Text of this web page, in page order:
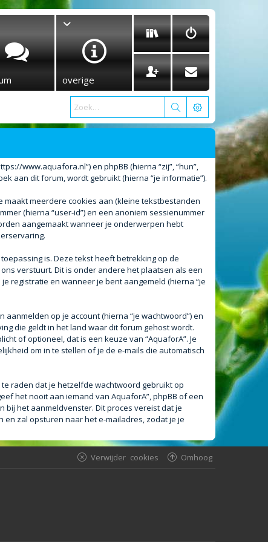
overige
www.aquafora.nl”) en phpBB (hierna “zij”, “hun”,
aan dit forum, wordt gebruikt (hierna “je informatie”).
maakt meerdere cookies aan (kleine tekstbestanden
(hierna “user-id”) en een anoniem sessienummer
aangemaakt wanneer je onderwerpen hebt
is. Deze tekst heeft betrekking op de
verstuurt. Dit is onder andere het plaatsen als een
registratie en wanneer je bent aangemeld (hierna “je
op je account (hierna “je wachtwoord”) en
die geldt in het land waar dit forum gehost wordt.
of optioneel, dat is een keuze van “AquaforA”. Je
om in te stellen of je de e-mails die automatisch
raden dat je hetzelfde wachtwoord gebruikt op
het nooit aan iemand van AquaforA”, phpBB of een
bij het aanmeldvenster. Dit proces vereist dat je
zal opsturen naar het e-mailadres, zodat je je
Omhoog
Verwijder cookies